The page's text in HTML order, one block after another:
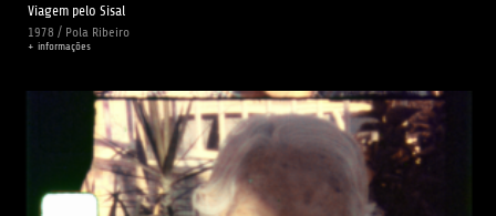
Viagem pelo Sisal
1978 / Pola Ribeiro
+ informações